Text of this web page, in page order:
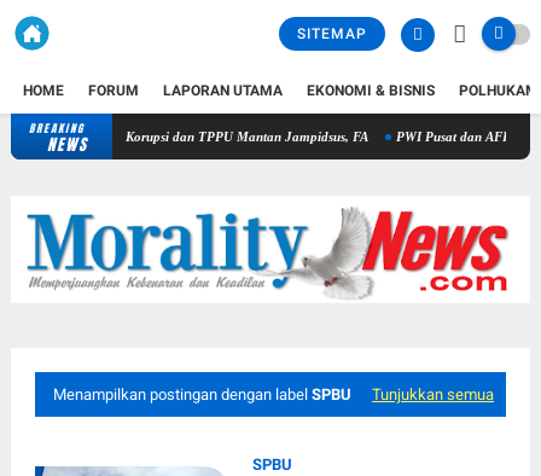
SITEMAP
HOME FORUM LAPORAN UTAMA EKONOMI & BISNIS POLHUKAM
BREAKING
NEWS Komisi Kejaksaan RI Pantau Penanganan Perkara Dugaan Korupsi dan
Menampilkan postingan dengan label SPBU Tunjukkan semua
SPBU